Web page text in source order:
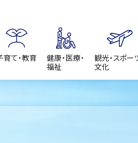
育て・教育
健康・医療・
福祉
観光・スポー
文化